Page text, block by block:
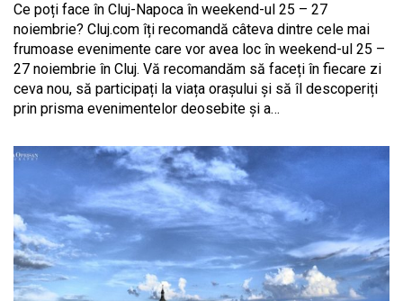
Ce poți face în Cluj-Napoca în weekend-ul 25 – 27
noiembrie? Cluj.com îți recomandă câteva dintre cele mai
frumoase evenimente care vor avea loc în weekend-ul 25 –
27 noiembrie în Cluj. Vă recomandăm să faceți în fiecare zi
ceva nou, să participați la viața orașului și să îl descoperiți
prin prisma evenimentelor deosebite și a…